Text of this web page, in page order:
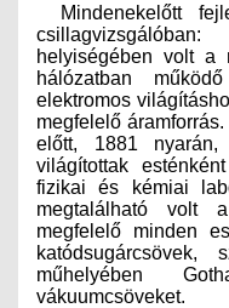
Mindenekelőtt
helyiségében volt a
hálózatban
elektromos
megfelelő
előtt, 1881 nyarán,
világítottak
fizikai és kémiai
megtalálható volt
megfelelő minden
katódsugárcsövek,
műhelyében
vákuumcsöveket.